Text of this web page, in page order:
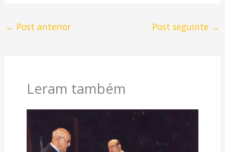
← Post anterior Post seguinte →
Leram também